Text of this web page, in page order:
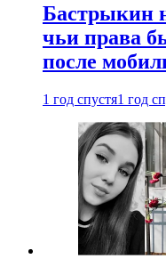
Бастрыкин
чьи права
после
1 год спустя1 год